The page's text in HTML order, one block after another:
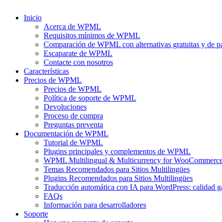
Inicio
Acerca de WPML
Requisitos mínimos de WPML
Comparación de WPML con alternativas gratuitas y de
Escaparate de WPML
Contacte con nosotros
Características
Precios de WPML
Precios de WPML
Política de soporte de WPML
Devoluciones
Proceso de compra
Preguntas preventa
Documentación de WPML
Tutorial de WPML
Plugins principales y complementos de WPML
WPML Multilingual & Multicurrency for
Temas Recomendados para Sitios Multilingües
Plugins Recomendados para Sitios Multilingües
Traducción automática con IA para WordPress: calidad
FAQs
Información para desarrolladores
Soporte